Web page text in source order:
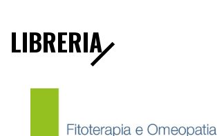
LIBRERIA